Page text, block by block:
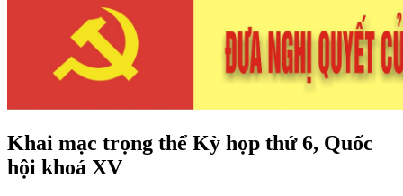
Khai mạc trọng thể Kỳ họp thứ 6, Quốc
hội khoá XV